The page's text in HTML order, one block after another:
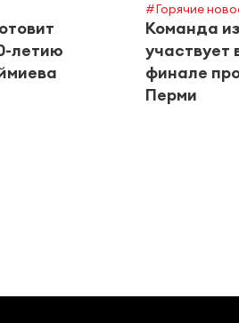
летию
#Горячие
Команда
участвует
финале
Перми